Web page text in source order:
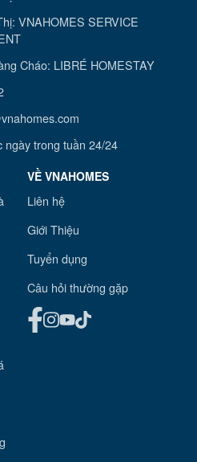
VNAHOMES SERVICE
Cháo: LIBRÉ HOMESTAY
ngày trong tuần 24/24
VỀ VNAHOMES
Liên hệ
Giới Thiệu
Tuyển dụng
Câu hỏi thường gặp